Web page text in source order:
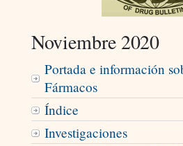
Noviembre 2020
Portada e información
Fármacos
Índice
Investigaciones